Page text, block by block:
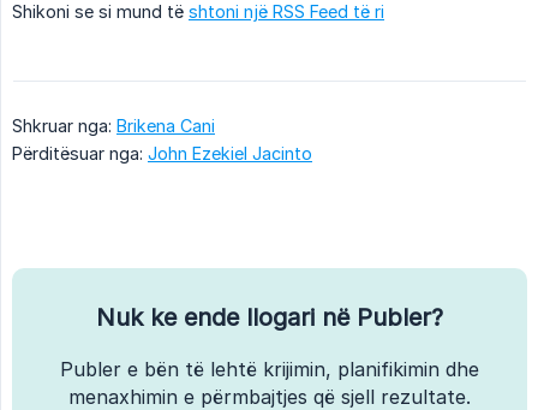
Shikoni se si mund të shtoni një RSS Feed të ri
Shkruar nga: Brikena Cani
Përditësuar nga: John Ezekiel Jacinto
Nuk ke ende llogari në Publer?
Publer e bën të lehtë krijimin, planifikimin dhe
menaxhimin e përmbajtjes që sjell rezultate.